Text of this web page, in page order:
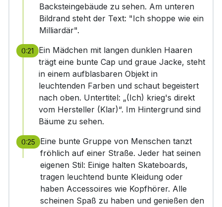
Backsteingebäude zu sehen. Am unteren
Bildrand steht der Text: "Ich shoppe wie ein
Milliardär".
0:21
Ein Mädchen mit langen dunklen Haaren
trägt eine bunte Cap und graue Jacke, steht
in einem aufblasbaren Objekt in
leuchtenden Farben und schaut begeistert
nach oben. Untertitel: „(Ich) krieg's direkt
vom Hersteller (Klar)“. Im Hintergrund sind
Bäume zu sehen.
0:25
Eine bunte Gruppe von Menschen tanzt
fröhlich auf einer Straße. Jeder hat seinen
eigenen Stil: Einige halten Skateboards,
tragen leuchtend bunte Kleidung oder
haben Accessoires wie Kopfhörer. Alle
scheinen Spaß zu haben und genießen den